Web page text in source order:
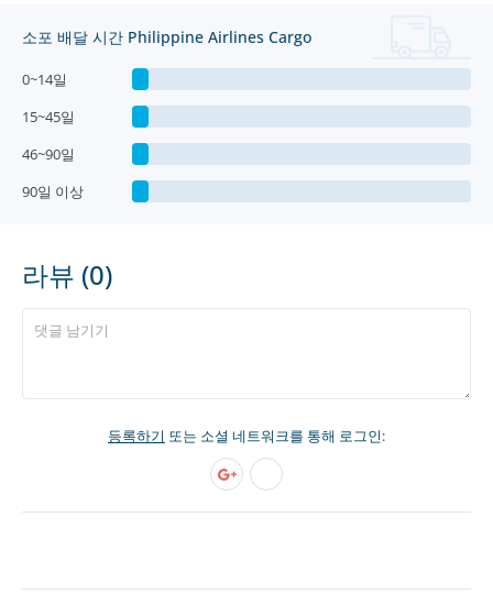
소포 배달 시간 Philippine Airlines Cargo
0~14일
15~45일
46~90일
90일 이상
라뷰 (0)
등록하기 또는 소셜 네트워크를 통해 로그인: